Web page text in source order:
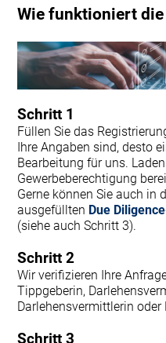
Wie funktioniert
Schritt 1
Füllen Sie das
Ihre Angaben sind, desto
Bearbeitung für uns.
Gewerbeberechtigung
Gerne können Sie auch in
ausgefüllten Due
(siehe auch Schritt 3).
Schritt 2
Wir verifizieren Ihre
Tippgeberin,
Darlehensvermittlerin
Schritt 3